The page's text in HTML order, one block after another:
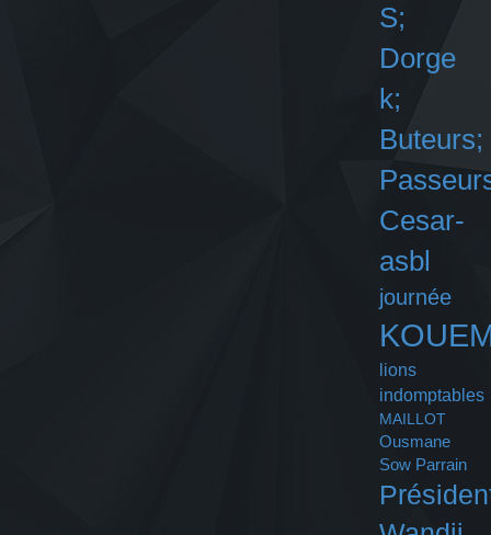
S;
Dorge
k;
Buteurs;
Cesar-
asbl
journée
lions
indomptables
MAILLOT
Ousmane
Sow Parrain